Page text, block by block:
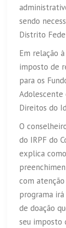
sendo
Distrito
Em relação
imposto de
para os
Adolescente
Direitos do
O
do IRPF do
explica
com
programa
de doação
seu imposto